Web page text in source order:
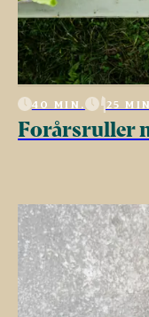
40 MIN. 25
Forårsruller